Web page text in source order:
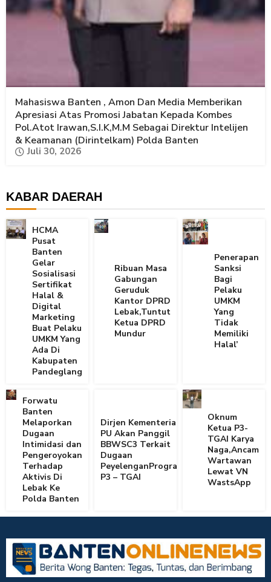
Mahasiswa Banten , Amon Dan Media Memberikan
Apresiasi Atas Promosi Jabatan Kepada Kombes
Pol.Atot Irawan,S.I.K,M.M Sebagai Direktur Intelijen
& Keamanan (Dirintelkam) Polda Banten
Juli 30, 2026
KABAR DAERAH
HCMA
Pusat
Banten
Gelar
Sosialisasi
Sertifikat
Halal &
Digital
Marketing
Buat Pelaku
UMKM Yang
Ada Di
Kabupaten
Pandeglang
Ribuan Masa
Gabungan
Geruduk
Kantor DPRD
Lebak,Tuntut
Ketua DPRD
Mundur
Penerapan
Sanksi
Bagi
Pelaku
UMKM
Yang
Tidak
Memiliki
Halal’
Forwatu
Banten
Melaporkan
Dugaan
Intimidasi dan
Pengeroyokan
Terhadap
Aktivis Di
Lebak Ke
Polda Banten
Dirjen Kementerian
PU Akan Panggil
BBWSC3 Terkait
Dugaan
PeyelenganProgram
P3 – TGAI
Oknum
Ketua P3-
TGAI Karya
Naga,Ancam
Wartawan
Lewat VN
WastsApp